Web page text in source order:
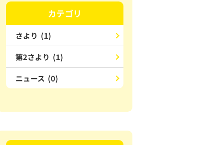
カテゴリ
さより (1)
第2さより (1)
ニュース (0)